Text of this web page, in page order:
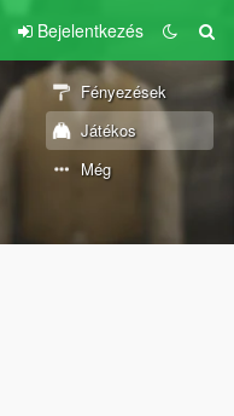
Bejelentkezés
Fényezések
Játékos
Még